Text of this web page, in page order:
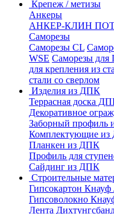
Крепеж / метизы
Анкеры
АНКЕР-КЛИН
Саморезы
Саморезы CL
WSE Саморезы для
для крепления из
стали со сверлом
Изделия из ДПК
Террасная доска
Декоративное
Заборный профиль
Комплектующие
Планкен из ДПК
Профиль для
Сайдинг из ДПК
Строительные
Гипсокартон Кнауф
Гипсоволокно
Лента